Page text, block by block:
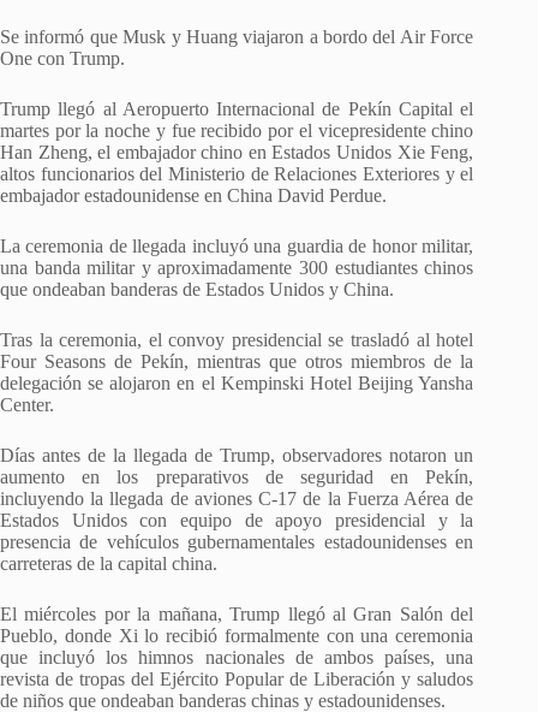
Se informó que Musk y Huang viajaron a bordo del Air Force
One con Trump.
Trump llegó al Aeropuerto Internacional de Pekín Capital el
martes por la noche y fue recibido por el vicepresidente chino
Han Zheng, el embajador chino en Estados Unidos Xie Feng,
altos funcionarios del Ministerio de Relaciones Exteriores y el
embajador estadounidense en China David Perdue.
La ceremonia de llegada incluyó una guardia de honor militar,
una banda militar y aproximadamente 300 estudiantes chinos
que ondeaban banderas de Estados Unidos y China.
Tras la ceremonia, el convoy presidencial se trasladó al hotel
Four Seasons de Pekín, mientras que otros miembros de la
delegación se alojaron en el Kempinski Hotel Beijing Yansha
Center.
Días antes de la llegada de Trump, observadores notaron un
aumento en los preparativos de seguridad en Pekín,
incluyendo la llegada de aviones C-17 de la Fuerza Aérea de
Estados Unidos con equipo de apoyo presidencial y la
presencia de vehículos gubernamentales estadounidenses en
carreteras de la capital china.
El miércoles por la mañana, Trump llegó al Gran Salón del
Pueblo, donde Xi lo recibió formalmente con una ceremonia
que incluyó los himnos nacionales de ambos países, una
revista de tropas del Ejército Popular de Liberación y saludos
de niños que ondeaban banderas chinas y estadounidenses.